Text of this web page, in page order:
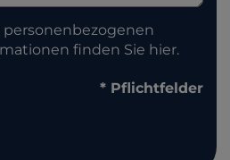
finden Sie hier.
* Pflichtfelder